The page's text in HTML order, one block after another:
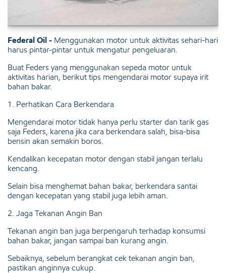
Federal Oil - Menggunakan motor untuk aktivitas sehari-hari
harus pintar-pintar untuk mengatur pengeluaran.
Buat Feders yang menggunakan sepeda motor untuk
aktivitas harian, berikut tips mengendarai motor supaya irit
bahan bakar.
1. Perhatikan Cara Berkendara
Mengendarai motor tidak hanya perlu starter dan tarik gas
saja Feders, karena jika cara berkendara salah, bisa-bisa
bensin akan semakin boros.
Kendalikan kecepatan motor dengan stabil jangan terlalu
kencang.
Selain bisa menghemat bahan bakar, berkendara santai
dengan kecepatan yang stabil juga lebih aman.
2. Jaga Tekanan Angin Ban
Tekanan angin ban juga berpengaruh terhadap konsumsi
bahan bakar, jangan sampai ban kurang angin.
Sebaiknya, sebelum berangkat cek tekanan angin ban,
pastikan anginnya cukup.